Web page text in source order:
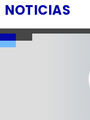
NOTICIAS